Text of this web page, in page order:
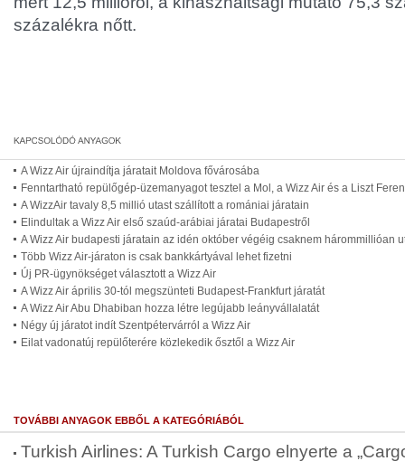
százalékra nőtt.
A Wizz Air újraindítja járatait Moldova fővárosába
Fenntartható repülőgép-üzemanyagot tesztel a Mol, a Wizz Air és a Liszt
A WizzAir tavaly 8,5 millió utast szállított a romániai járatain
Elindultak a Wizz Air első szaúd-arábiai járatai Budapestről
A Wizz Air budapesti járatain az idén október végéig csaknem hárommillióan
Több Wizz Air-járaton is csak bankkártyával lehet fizetni
Új PR-ügynökséget választott a Wizz Air
A Wizz Air április 30-tól megszünteti Budapest-Frankfurt járatát
A Wizz Air Abu Dhabiban hozza létre legújabb leányvállalatát
Négy új járatot indít Szentpétervárról a Wizz Air
Eilat vadonatúj repülőterére közlekedik ősztől a Wizz Air
TOVÁBBI ANYAGOK EBBŐL A KATEGÓRIÁBÓL
Turkish Airlines: A Turkish Cargo elnyerte a